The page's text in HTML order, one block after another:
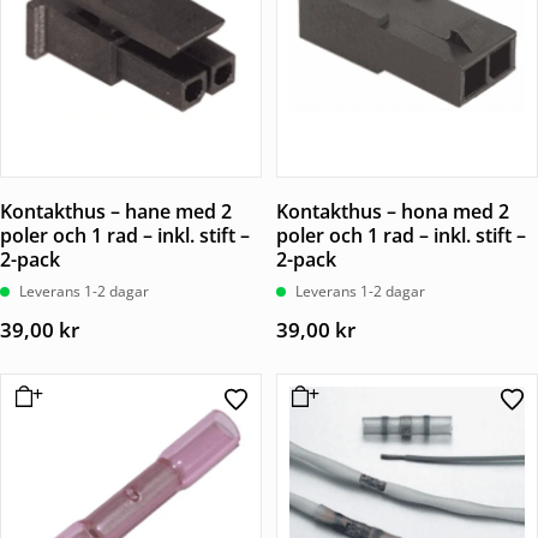
Kontakthus – hane med 2
poler och 1 rad – inkl. stift –
2-pack
Leverans 1-2 dagar
39,00 kr
Kontakthus – hona med 2
poler och 1 rad – inkl. stift –
2-pack
Leverans 1-2 dagar
39,00 kr